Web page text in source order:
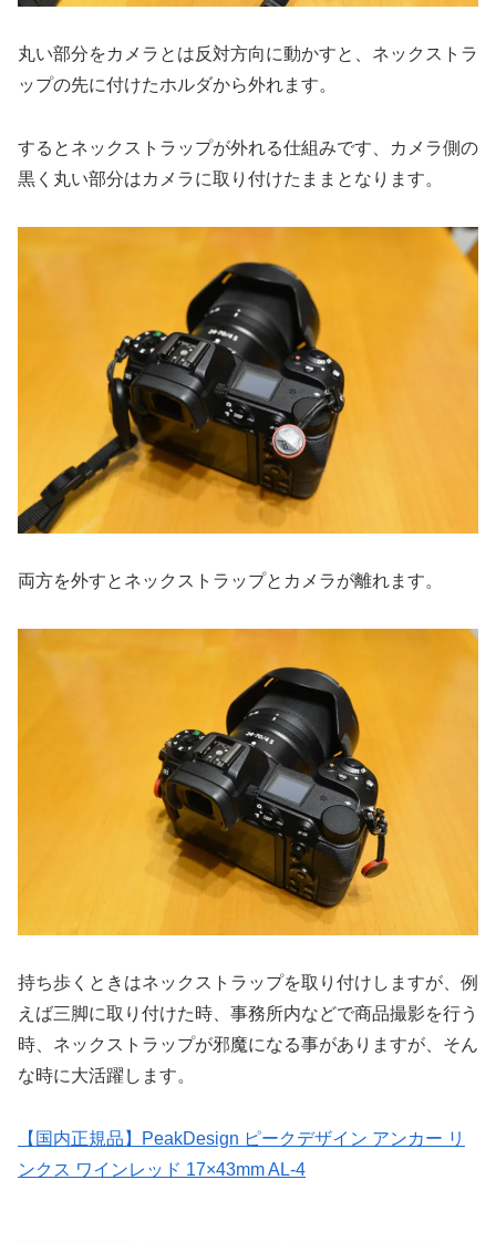
丸い部分をカメラとは反対方向に動かすと、ネックストラ
ップの先に付けたホルダから外れます。
するとネックストラップが外れる仕組みです、カメラ側の
黒く丸い部分はカメラに取り付けたままとなります。
両方を外すとネックストラップとカメラが離れます。
持ち歩くときはネックストラップを取り付けしますが、例
えば三脚に取り付けた時、事務所内などで商品撮影を行う
時、ネックストラップが邪魔になる事がありますが、そん
な時に大活躍します。
【国内正規品】PeakDesign ピークデザイン アンカー リ
ンクス ワインレッド 17×43mm AL-4